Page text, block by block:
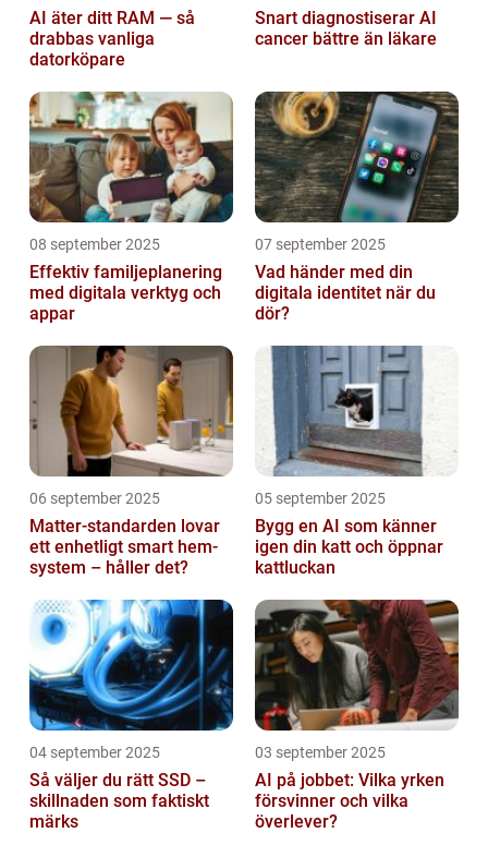
AI äter ditt RAM — så
drabbas vanliga
datorköpare
Snart diagnostiserar AI
cancer bättre än läkare
08 september 2025
Effektiv familjeplanering
med digitala verktyg och
appar
07 september 2025
Vad händer med din
digitala identitet när du
dör?
06 september 2025
Matter-standarden lovar
ett enhetligt smart hem-
system – håller det?
05 september 2025
Bygg en AI som känner
igen din katt och öppnar
kattluckan
04 september 2025
Så väljer du rätt SSD –
skillnaden som faktiskt
märks
03 september 2025
AI på jobbet: Vilka yrken
försvinner och vilka
överlever?